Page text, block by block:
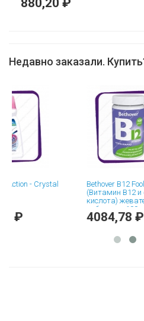
Недавно заказали.
- Crystal
Bethover B12
(Витамин B12 и
кислота)
таблетки - 100 шт
4084,78 ₽